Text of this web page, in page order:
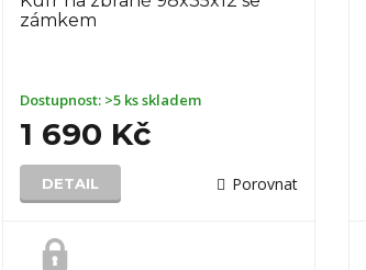
zámkem
Dostupnost: >5 ks skladem
1 690 Kč
DETAIL Porovnat